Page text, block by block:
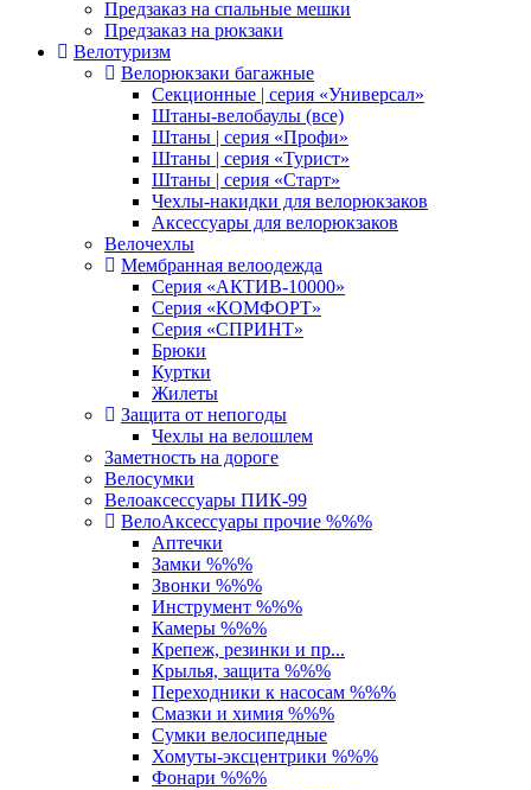
Предзаказ на спальные мешки
Предзаказ на рюкзаки
Велотуризм
Велорюкзаки багажные
Секционные | серия «Универсал»
Штаны-велобаулы (все)
Штаны | серия «Профи»
Штаны | серия «Турист»
Штаны | серия «Старт»
Чехлы-накидки для велорюкзаков
Аксессуары для велорюкзаков
Велочехлы
Мембранная велоодежда
Серия «АКТИВ-10000»
Серия «КОМФОРТ»
Серия «СПРИНТ»
Брюки
Куртки
Жилеты
Защита от непогоды
Чехлы на велошлем
Заметность на дороге
Велосумки
Велоаксессуары ПИК-99
ВелоАксессуары прочие %%%
Аптечки
Замки %%%
Звонки %%%
Инструмент %%%
Камеры %%%
Крепеж, резинки и пр...
Крылья, защита %%%
Переходники к насосам %%%
Смазки и химия %%%
Сумки велосипедные
Хомуты-эксцентрики %%%
Фонари %%%